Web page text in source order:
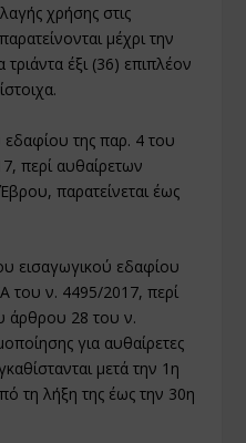
χρήσης στις
μέχρι την
έξι (36) επιπλέον
της παρ. 4 του
περί αυθαίρετων
παρατείνεται έως
εισαγωγικού εδαφίου
του ν. 4495/2017, περί
άρθρου 28 του ν.
για αυθαίρετες
μετά την 1η
τη λήξη της έως την 30η